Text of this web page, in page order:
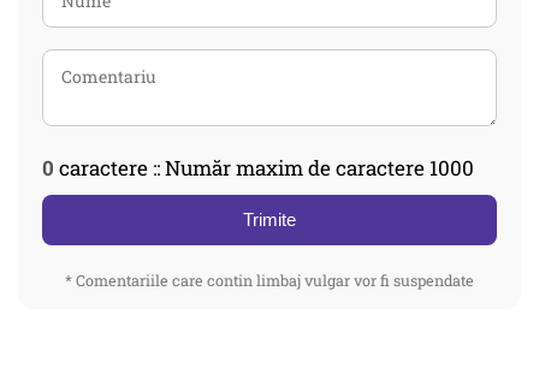
0 caractere :: Număr maxim de caractere 1000
Trimite
* Comentariile care contin limbaj vulgar vor fi suspendate